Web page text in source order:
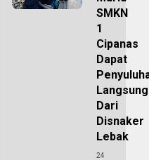
SMKN
1
Cipanas
Dapat
Langsung
Dari
Disnaker
Lebak
24